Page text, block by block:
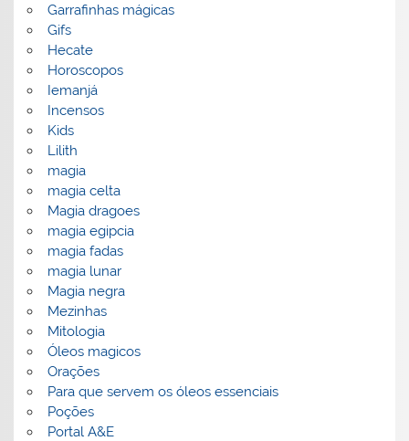
Garrafinhas mágicas
Gifs
Hecate
Horoscopos
Iemanjá
Incensos
Kids
Lilith
magia
magia celta
Magia dragoes
magia egipcia
magia fadas
magia lunar
Magia negra
Mezinhas
Mitologia
Óleos magicos
Orações
Para que servem os óleos essenciais
Poções
Portal A&E